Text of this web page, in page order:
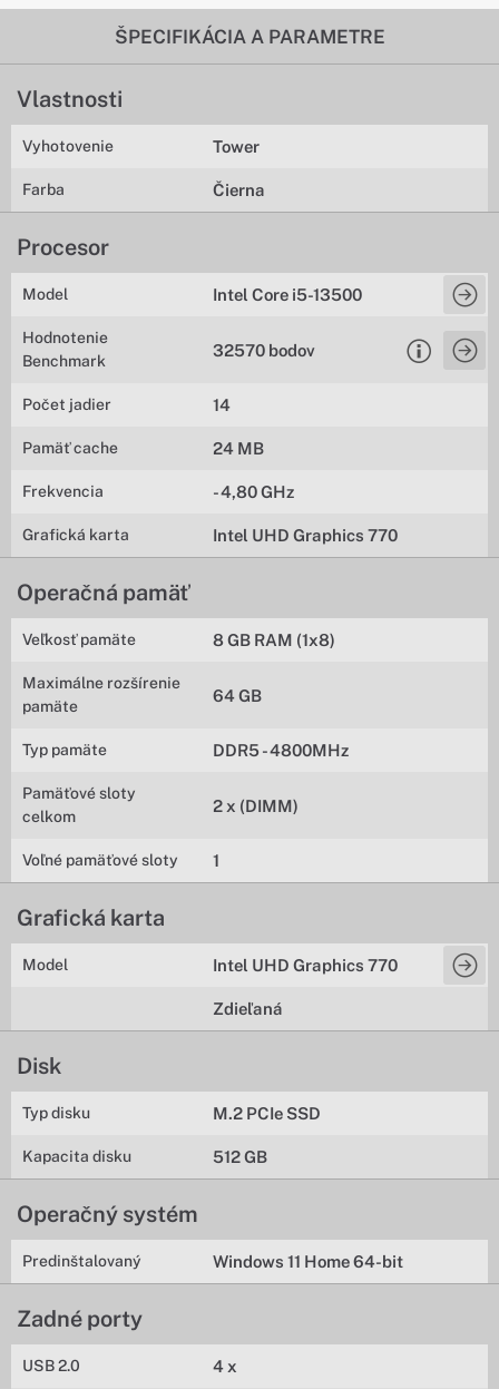
ŠPECIFIKÁCIA A PARAMETRE
Vlastnosti
Vyhotovenie Tower
Farba Čierna
Procesor
Model Intel Core i5-13500
Hodnotenie
Benchmark
32570 bodov
Počet jadier 14
Pamäť cache 24 MB
Frekvencia - 4,80 GHz
Grafická karta Intel UHD Graphics 770
Operačná pamäť
Veľkosť pamäte 8 GB RAM (1x8)
Maximálne rozšírenie
pamäte
64 GB
Typ pamäte DDR5 - 4800MHz
Pamäťové sloty
celkom
2 x (DIMM)
Voľné pamäťové sloty 1
Grafická karta
Model Intel UHD Graphics 770
Zdieľaná
Disk
Typ disku M.2 PCIe SSD
Kapacita disku 512 GB
Operačný systém
Predinštalovaný Windows 11 Home 64-bit
Zadné porty
USB 2.0 4 x